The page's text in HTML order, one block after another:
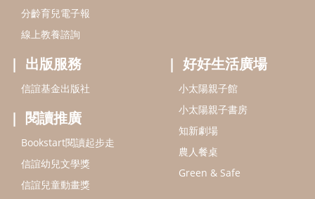
分齡育兒電子報
線上教養諮詢
出版服務
信誼基金出版社
閱讀推廣
Bookstart閱讀起步走
信誼幼兒文學獎
信誼兒童動畫獎
好好生活廣場
小太陽親子館
小太陽親子書房
知新劇場
農人餐桌
Green & Safe